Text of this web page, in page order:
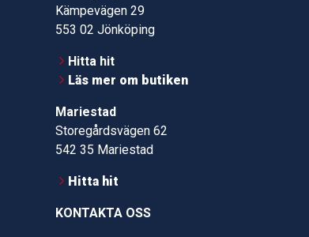
Kämpevägen 29
553 02 Jönköping
Hitta hit
Läs mer om butiken
Mariestad
Storegårdsvägen 62
542 35 Mariestad
Hitta hit
KONTAKTA OSS